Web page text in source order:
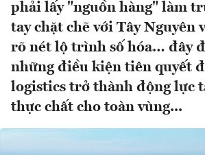
phải lấy "nguồn hàng" làm
tay chặt chẽ với Tây Nguyên
rõ nét lộ trình số hóa… đây
những điều kiện tiên quyết
logistics trở thành động lực
thực chất cho toàn vùng...